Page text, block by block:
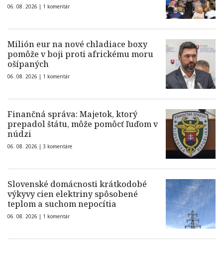
06. 08. 2026 | 1 komentár
Milión eur na nové chladiace boxy
pomôže v boji proti africkému moru
ošípaných
06. 08. 2026 | 1 komentár
Finančná správa: Majetok, ktorý
prepadol štátu, môže pomôcť ľuďom v
núdzi
06. 08. 2026 | 3 komentáre
Slovenské domácnosti krátkodobé
výkyvy cien elektriny spôsobené
teplom a suchom nepocítia
06. 08. 2026 | 1 komentár